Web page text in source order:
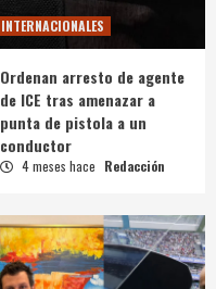
INTERNACIONALES
Ordenan arresto de agente
de ICE tras amenazar a
punta de pistola a un
conductor
4 meses hace Redacción